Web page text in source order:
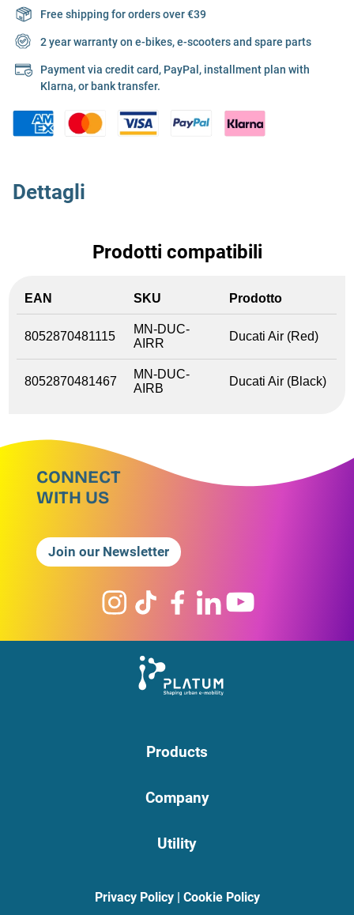
Free shipping for orders over €39
2 year warranty on e-bikes, e-scooters and spare parts
Payment via credit card, PayPal, installment plan with
Klarna, or bank transfer.
Dettagli
Prodotti compatibili
EAN SKU Prodotto
8052870481115
MN-DUC-
AIRR
Ducati Air (Red)
8052870481467
MN-DUC-
AIRB
Ducati Air (Black)
CONNECT
WITH US
Join our Newsletter
Products
Company
Utility
Privacy Policy| Cookie Policy